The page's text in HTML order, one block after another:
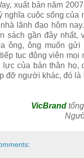
xuất bản năm
nghĩa cuộc sống của
lãnh đạo hôm
sách gần đây nhất,
ông, ông muốn gửi
tục động viên mọi
của bản thân họ,
đỡ người khác, đó là
VicBrand